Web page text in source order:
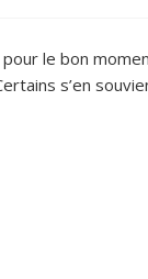
le bon
s’en